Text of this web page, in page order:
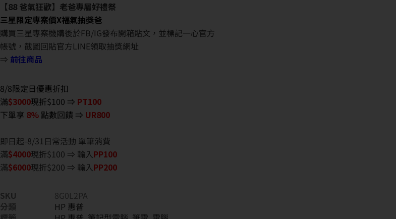
【88 爸氣狂歡】老爸專屬好禮祭
三星限定專案價X福氣抽獎爸
購買三星專案機購後於FB/IG發布開箱貼文，並標記一心官方
帳號，截圖回貼官方LINE領取抽獎網址
⇒ 前往商品
8/8限定日優惠折扣
滿$3000現折$100 ⇒ PT100
下單享 8% 點數回饋 ⇒ UR800
即日起-8/31日常活動 單筆消費
滿$4000現折$100 ⇒ 輸入PP100
滿$6000現折$200 ⇒ 輸入PP200
SKU
8G0L2PA
分類
HP 惠普